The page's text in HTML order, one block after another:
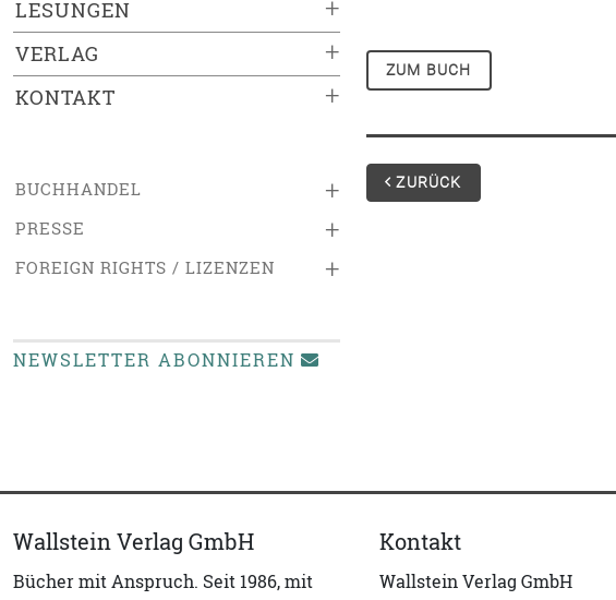
+
LESUNGEN
+
VERLAG
+
KONTAKT
+
BUCHHANDEL
+
PRESSE
+
FOREIGN RIGHTS / LIZENZEN
NEWSLETTER ABONNIEREN
ZUM BUCH
ZURÜCK
Wallstein Verlag GmbH
Bücher mit Anspruch. Seit 1986, mit
Kontakt
Wallstein Verlag GmbH